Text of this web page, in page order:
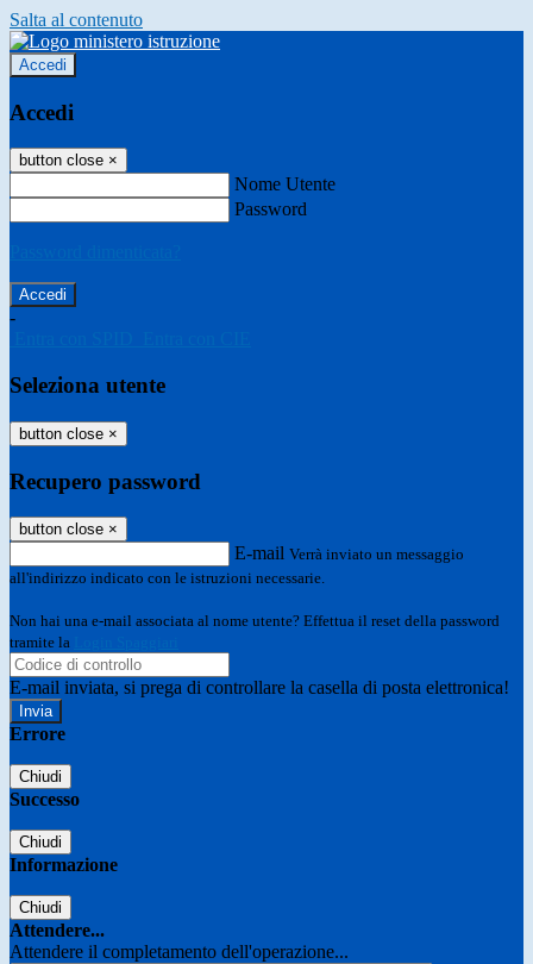
Salta al contenuto
Accedi
Accedi
button close ×
Nome Utente
Password
-
Seleziona utente
button close ×
Recupero password
button close ×
E-mail Verrà inviato un messaggio
all'indirizzo indicato con le istruzioni necessarie.
Non hai una e-mail associata al nome utente? Effettua il reset della password
tramite la
E-mail inviata, si prega di controllare la casella di posta elettronica!
Errore
Chiudi
Successo
Chiudi
Informazione
Chiudi
Attendere...
Attendere il completamento dell'operazione...